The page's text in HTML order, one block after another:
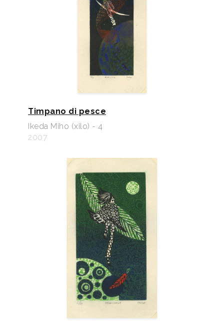
Timpano di pesce
Ikeda Miho (xilo) - 4
2007